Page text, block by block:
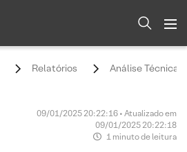
Relatórios Análise Técnica
09/01/2025 20:22:16 • Atualizado em
09/01/2025 20:22:18
1 minuto de leitura